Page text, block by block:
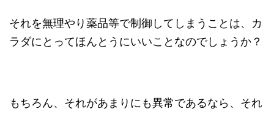
それを無理やり薬品等で制御してしまうことは、カ
ラダにとってほんとうにいいことなのでしょうか？
もちろん、それがあまりにも異常であるなら、それ